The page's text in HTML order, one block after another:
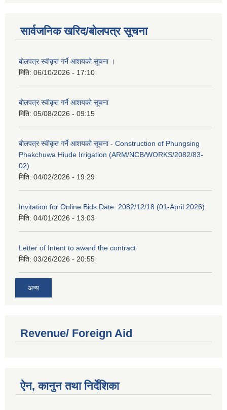
सार्वजनिक खरिद/बोलपत्र सूचना
बोलपत्र स्वीकृत गर्ने आशयको सूचना ।
मिति: 06/10/2026 - 17:10
बोलपत्र स्वीकृत गर्ने आशयको सूचना
मिति: 05/08/2026 - 09:15
बोलपत्र स्वीकृत गर्ने आशयको सूचना - Construction of Phungsing
Phakchuwa Hiude Irrigation (ARM/NCB/WORKS/2082/83-
02)
मिति: 04/02/2026 - 19:29
Invitation for Online Bids Date: 2082/12/18 (01-April 2026)
मिति: 04/01/2026 - 13:03
Letter of Intent to award the contract
मिति: 03/26/2026 - 20:55
अन्य
Revenue/ Foreign Aid
ऐन, कानुन तथा निर्देशिका